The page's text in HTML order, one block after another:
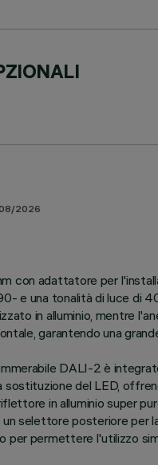
08/2026
con adattatore per
e una tonalità di luce di
in alluminio, mentre
garantendo una
DALI-2 è
del LED,
in alluminio super
selettore posteriore per
permettere l'utilizzo